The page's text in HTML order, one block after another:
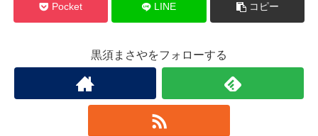
Pocket LINE コピー
黒須まさやをフォローする